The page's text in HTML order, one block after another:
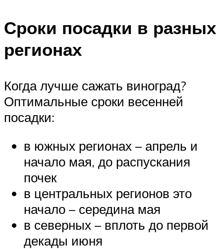
Сроки посадки в разных
регионах
Когда лучше сажать виноград?
Оптимальные сроки весенней
посадки:
в южных регионах – апрель и
начало мая, до распускания
почек
в центральных регионов это
начало – середина мая
в северных – вплоть до первой
декады июня